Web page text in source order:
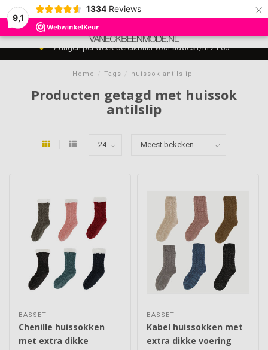
9,1
1334 Reviews ×
MENU
0
7 dagen per week bereikbaar voor advies t/m 21:00
Home / Tags / huissok antilslip
Producten getagd met huissok
antilslip
BASSET
Chenille huissokken
met extra dikke
BASSET
Kabel huissokken met
extra dikke voering